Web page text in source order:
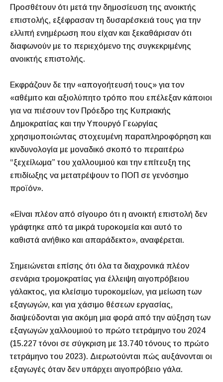
Προσθέτουν ότι μετά την δημοσίευση της ανοικτής
επιστολής, εξέφρασαν τη δυσαρέσκειά τους για την
ελλιπή ενημέρωση που είχαν και ξεκαθάρισαν ότι
διαφωνούν με το περιεχόμενο της συγκεκριμένης
ανοικτής επιστολής.
Εκφράζουν δε την «απογοήτευσή τους» για τον
«αθέμιτο και αξιολύπητο τρόπο που επέλεξαν κάποιοι
για να πιέσουν τον Πρόεδρο της Κυπριακής
Δημοκρατίας και την Υπουργό Γεωργίας
χρησιμοποιώντας στοχευμένη παραπληροφόρηση και
κινδυνολογία με μοναδικό σκοπό το περαιτέρω
“ξεχείλωμα” του χαλλουμιού και την επίτευξη της
επιδίωξης να μετατρέψουν το ΠΟΠ σε γενόσημο
προϊόν».
«Είναι πλέον από σίγουρο ότι η ανοικτή επιστολή δεν
γράφτηκε από τα μικρά τυροκομεία και αυτό το
καθιστά ανήθικο και απαράδεκτο», αναφέρεται.
Σημειώνεται επίσης ότι όλα τα διαχρονικά πλέον
σενάρια τρομοκρατίας για έλλειψη αιγοπρόβειου
γάλακτος, για κλείσιμο τυροκομείων, για μείωση των
εξαγωγών, και για χάσιμο θέσεων εργασίας,
διαψεύδονται για ακόμη μια φορά από την αύξηση των
εξαγωγών χαλλουμιού το πρώτο τετράμηνο του 2024
(15.227 τόνοι σε σύγκριση με 13.740 τόνους το πρώτο
τετράμηνο του 2023). Διερωτούνται πώς αυξάνονται οι
εξαγωγές όταν δεν υπάρχει αιγοπρόβειο γάλα.